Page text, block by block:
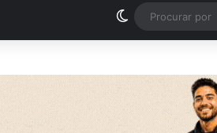
Switch skin